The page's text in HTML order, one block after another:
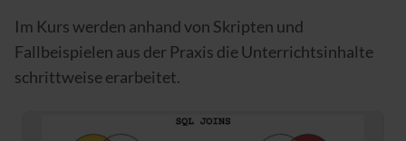
Im Kurs werden anhand von Skripten und
Fallbeispielen aus der Praxis die Unterrichtsinhalte
schrittweise erarbeitet.